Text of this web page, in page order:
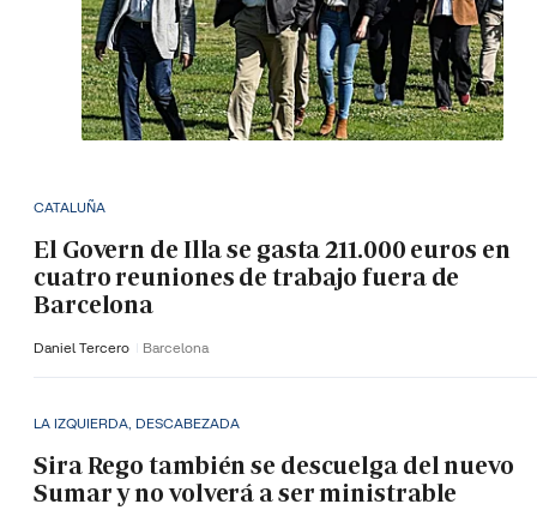
CATALUÑA
El Govern de Illa se gasta 211.000 euros en
cuatro reuniones de trabajo fuera de
Barcelona
Daniel Tercero Barcelona
LA IZQUIERDA, DESCABEZADA
Sira Rego también se descuelga del nuevo
Sumar y no volverá a ser ministrable